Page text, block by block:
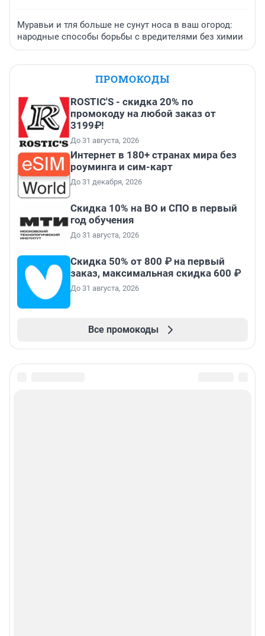
Муравьи и тля больше не сунут носа в ваш огород:
народные способы борьбы с вредителями без химии
ПРОМОКОДЫ
ROSTIC'S - скидка 20% по
промокоду на любой заказ от
3199₽!
До 31 августа, 2026
Интернет в 180+ странах мира без
роуминга и сим-карт
До 31 декабря, 2026
Скидка 10% на ВО и СПО в первый
год обучения
До 31 августа, 2026
Скидка 50% от 800 ₽ на первый
заказ, максимальная скидка 600 ₽
До 31 августа, 2026
Все промокоды